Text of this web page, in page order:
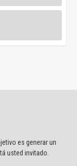
es generar un
usted invitado.